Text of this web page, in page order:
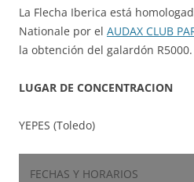
La Flecha Iberica está
Nationale por el AUDAX CLUB
la obtención del galardón R5000.
LUGAR DE CONCENTRACION
YEPES (Toledo)
FECHAS Y HORARIOS